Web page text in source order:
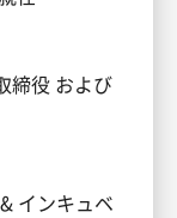
締役 および
インキュベ